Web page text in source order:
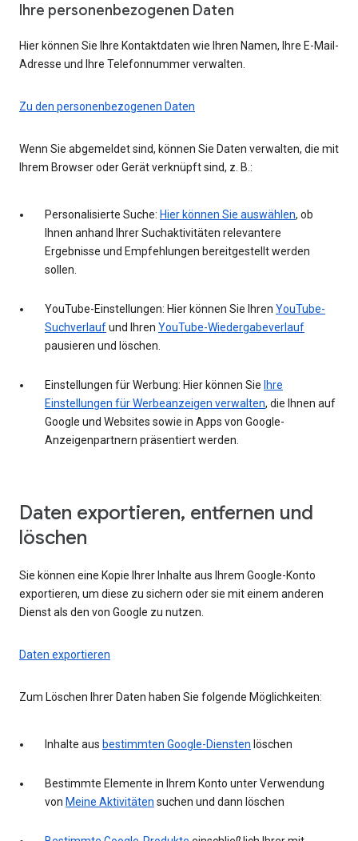
Ihre personenbezogenen Daten
Hier können Sie Ihre Kontaktdaten wie Ihren Namen, Ihre E-Mail-
Adresse und Ihre Telefonnummer verwalten.
Zu den personenbezogenen Daten
Wenn Sie abgemeldet sind, können Sie Daten verwalten, die mit
Ihrem Browser oder Gerät verknüpft sind, z. B.:
Personalisierte Suche: Hier können Sie auswählen, ob
Ihnen anhand Ihrer Suchaktivitäten relevantere
Ergebnisse und Empfehlungen bereitgestellt werden
sollen.
YouTube-Einstellungen: Hier können Sie Ihren YouTube-
Suchverlaufund Ihren YouTube-Wiedergabeverlauf
pausieren und löschen.
Einstellungen für Werbung: Hier können Sie Ihre
Einstellungen für Werbeanzeigen verwalten, die Ihnen auf
Google und Websites sowie in Apps von Google-
Anzeigenpartnern präsentiert werden.
Daten exportieren, entfernen und
löschen
Sie können eine Kopie Ihrer Inhalte aus Ihrem Google-Konto
exportieren, um diese zu sichern oder sie mit einem anderen
Dienst als den von Google zu nutzen.
Daten exportieren
Zum Löschen Ihrer Daten haben Sie folgende Möglichkeiten:
Inhalte aus bestimmten Google-Diensten löschen
Bestimmte Elemente in Ihrem Konto unter Verwendung
von Meine Aktivitäten suchen und dann löschen